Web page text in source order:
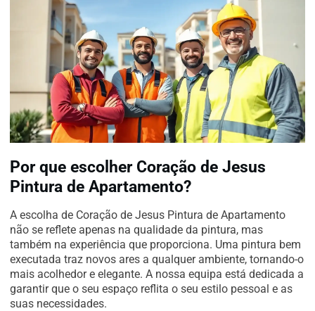
Por que escolher Coração de Jesus
Pintura de Apartamento?
A escolha de Coração de Jesus Pintura de Apartamento
não se reflete apenas na qualidade da pintura, mas
também na experiência que proporciona. Uma pintura bem
executada traz novos ares a qualquer ambiente, tornando-o
mais acolhedor e elegante. A nossa equipa está dedicada a
garantir que o seu espaço reflita o seu estilo pessoal e as
suas necessidades.